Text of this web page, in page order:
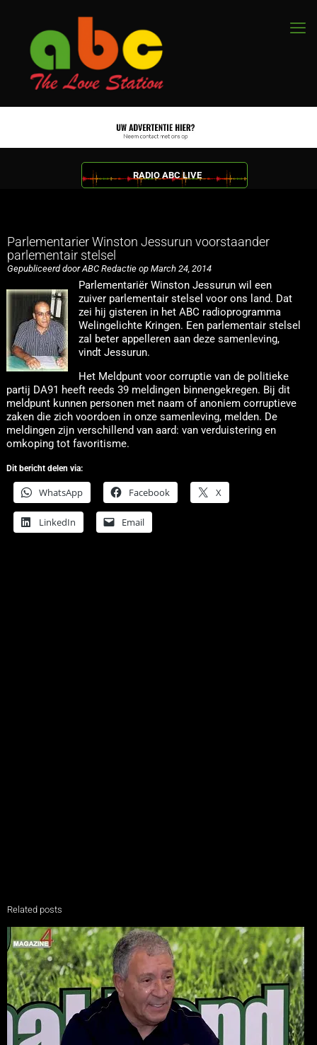
RADIO ABC LIVE
Parlementarier Winston Jessurun voorstaander
parlementair stelsel
Gepubliceerd door ABC Redactie op March 24, 2014
Parlementariër Winston Jessurun wil een
zuiver parlementair stelsel voor ons land. Dat
zei hij gisteren in het ABC radioprogramma
Welingelichte Kringen. Een parlementair stelsel
zal beter appelleren aan deze samenleving,
vindt Jessurun.
Het Meldpunt voor corruptie van de politieke
partij DA91 heeft reeds 39 meldingen binnengekregen. Bij dit
meldpunt kunnen personen met naam of anoniem corruptieve
zaken die zich voordoen in onze samenleving, melden. De
meldingen zijn verschillend van aard: van verduistering en
omkoping tot favoritisme.
Dit bericht delen via:
WhatsApp Facebook X
LinkedIn Email
Related posts